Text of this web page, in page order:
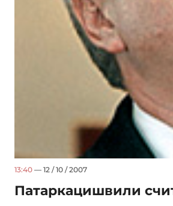
13:40 — 12 / 10 / 2007
Патаркацишвили